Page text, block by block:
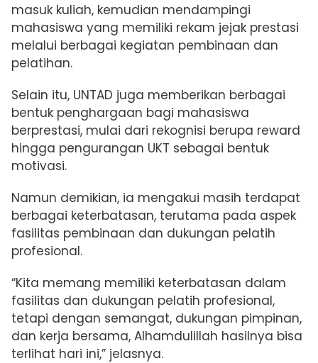
masuk kuliah, kemudian mendampingi
mahasiswa yang memiliki rekam jejak prestasi
melalui berbagai kegiatan pembinaan dan
pelatihan.
Selain itu, UNTAD juga memberikan berbagai
bentuk penghargaan bagi mahasiswa
berprestasi, mulai dari rekognisi berupa reward
hingga pengurangan UKT sebagai bentuk
motivasi.
Namun demikian, ia mengakui masih terdapat
berbagai keterbatasan, terutama pada aspek
fasilitas pembinaan dan dukungan pelatih
profesional.
“Kita memang memiliki keterbatasan dalam
fasilitas dan dukungan pelatih profesional,
tetapi dengan semangat, dukungan pimpinan,
dan kerja bersama, Alhamdulillah hasilnya bisa
terlihat hari ini,” jelasnya.